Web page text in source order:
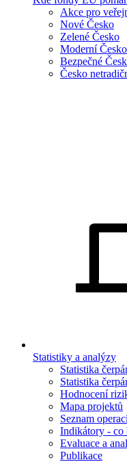
Akce pro
Nové Česko
Zelené Česko
Moderní Česko
Bezpečné
Česko
Statistiky a analýzy
Statistika
Statistika
Hodnocení
Mapa projektů
Seznam
Indikátory - co
Evaluace a
Publikace